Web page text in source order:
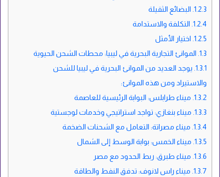
1.2.3. البضائع الثقيلة
1.2.4. التكلفة والاستدامة
1.2.5. اختيار الأمثل
1.3. الموانئ التجارية البحرية في ليبيا: محطات الشحن الحيوية
1.3.1. يوجد العديد من الموانئ البحرية في ليبيا للشحن
والاستيراد ومن هذه الموانئ:
1.3.2. ميناء طرابلس: البوابة الرئيسية للعاصمة
1.3.3. ميناء بنغازي: تواجد استراتيجي وخدمات لوجستية
1.3.4. ميناء مصراتة: التعامل مع الشحنات الضخمة
1.3.5. ميناء الخمس: بوابة الوسط إلى الشمال
1.3.6. ميناء طبرق: ربط الحدود مع مصر
1.3.7. ميناء راس لانوف: تدفق النفط والطاقة